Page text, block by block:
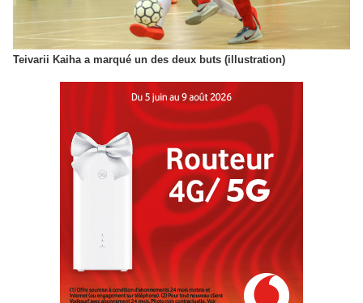
Teivarii Kaiha a marqué un des deux buts (illustration)